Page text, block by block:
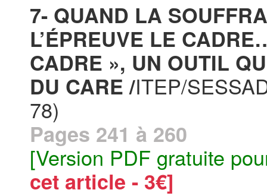
7- QUAND LA
L’ÉPREUVE LE
CADRE », UN OUTIL
DU CARE /ITEP/
78)
Pages 241 à 260
[Version PDF gratuite
cet article - 3€]